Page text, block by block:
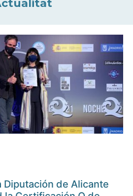
Diputación de Alicante